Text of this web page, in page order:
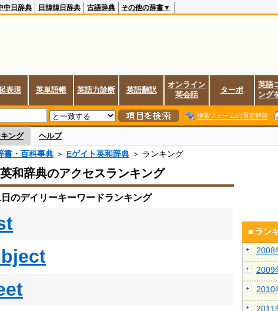
中日辞典 日韓韓日辞典 古語辞典 その他の辞書▼
表現 英単語帳 英語力診断 英語翻訳
オンライン
英会話
ターボ
英語
ング
検索フォームの固定解除
ング ヘルプ
書・百科事典 ＞ Eゲイト英和辞典 ＞ ランキング
和辞典のアクセスランキング
のデイリーキーワードランキング
■ ラン
2008
2009
2010
2011